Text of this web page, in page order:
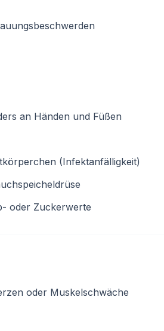
an Händen und Füßen
(Infektanfälligkeit)
oder Zuckerwerte
oder Muskelschwäche